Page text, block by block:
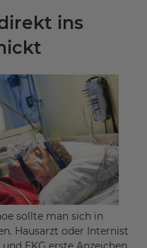
ins
sollte man sich in
Hausarzt oder Internist